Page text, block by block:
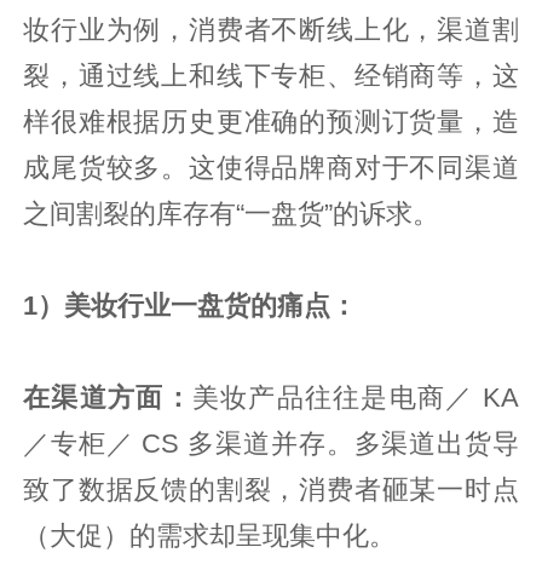
妆行业为例，消费者不断线上化，渠道割
裂，通过线上和线下专柜、经销商等，这
样很难根据历史更准确的预测订货量，造
成尾货较多。这使得品牌商对于不同渠道
之间割裂的库存有“一盘货”的诉求。
1）美妆行业一盘货的痛点：
在渠道方面： 美妆产品往往是电商／ KA
／专柜／ CS 多渠道并存。多渠道出货导
致了数据反馈的割裂，消费者砸某一时点
（大促）的需求却呈现集中化。